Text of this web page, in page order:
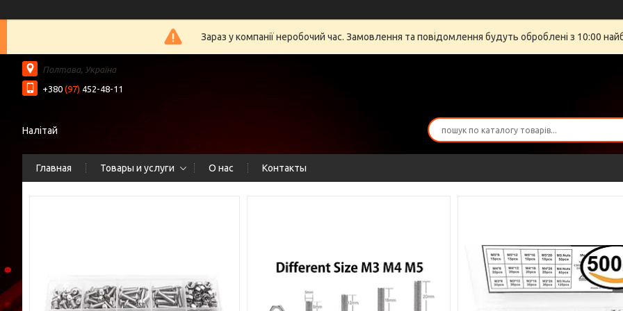
Зараз у компанії неробочий час. Замовлення та повідомлення будуть оброблені з 10:00
Полтава, Україна
+380 (97) 452-48-11
Налітай
Главная Товары и услуги О нас Контакты